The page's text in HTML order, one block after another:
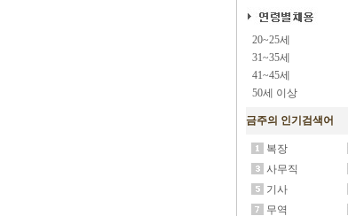
20~25세
31~35세
41~45세
50세 이상
금주의 인기검색어
복장
사무직
기사
무역